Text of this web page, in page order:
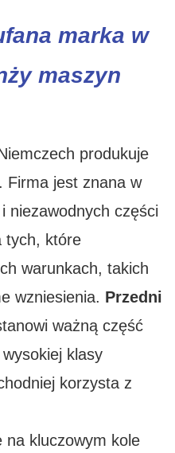
marka w
maszyn
produkuje
Firma jest znana w
niezawodnych części
tych, które
warunkach, takich
wzniesienia. Przedni
ważną część
klasy
korzysta z
na kluczowym kole